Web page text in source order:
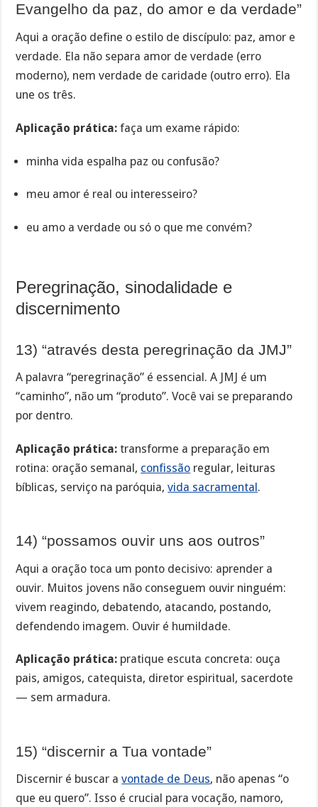
Evangelho da paz, do amor e da verdade”
Aqui a oração define o estilo de discípulo: paz, amor e
verdade. Ela não separa amor de verdade (erro
moderno), nem verdade de caridade (outro erro). Ela
une os três.
Aplicação prática: faça um exame rápido:
minha vida espalha paz ou confusão?
meu amor é real ou interesseiro?
eu amo a verdade ou só o que me convém?
Peregrinação, sinodalidade e
discernimento
13) “através desta peregrinação da JMJ”
A palavra “peregrinação” é essencial. A JMJ é um
“caminho”, não um “produto”. Você vai se preparando
por dentro.
Aplicação prática: transforme a preparação em
rotina: oração semanal, confissão regular, leituras
bíblicas, serviço na paróquia,vida sacramental.
14) “possamos ouvir uns aos outros”
Aqui a oração toca um ponto decisivo: aprender a
ouvir. Muitos jovens não conseguem ouvir ninguém:
vivem reagindo, debatendo, atacando, postando,
defendendo imagem. Ouvir é humildade.
Aplicação prática: pratique escuta concreta: ouça
pais, amigos, catequista, diretor espiritual, sacerdote
— sem armadura.
15) “discernir a Tua vontade”
Discernir é buscar avontade de Deus, não apenas “o
que eu quero”. Isso é crucial para vocação, namoro,